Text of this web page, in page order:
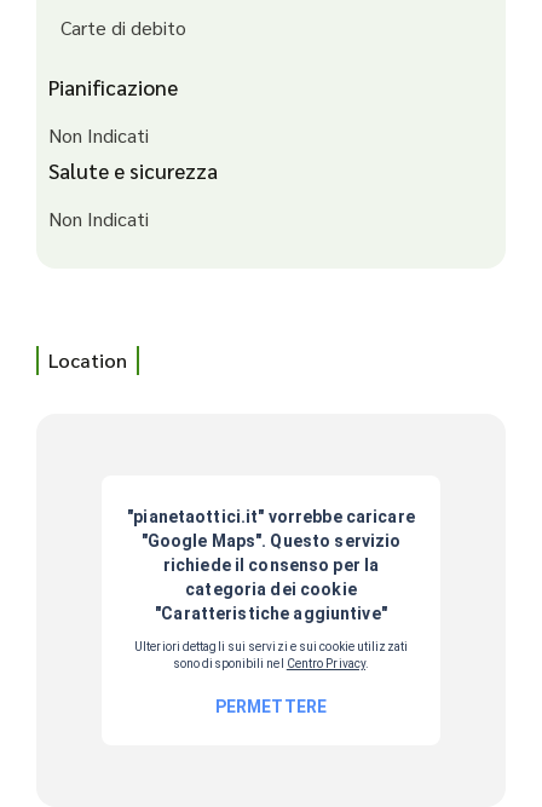
Carte di debito
Pianificazione
Non Indicati
Salute e sicurezza
Non Indicati
Location